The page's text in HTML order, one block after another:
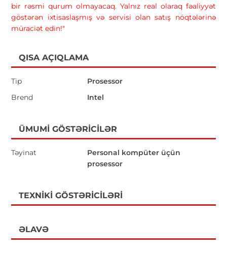
bir rəsmi qurum olmayacaq. Yalnız real olaraq fəaliyyət
göstərən ixtisaslaşmış və servisi olan satış nöqtələrinə
müraciət edin!"
QISA AÇIQLAMA
Tip
Prosessor
Brend
Intel
ÜMUMI GÖSTƏRICILƏR
Təyinat
Personal kompüter üçün
prosessor
TEXNIKI GÖSTƏRICILƏRI
ƏLAVƏ